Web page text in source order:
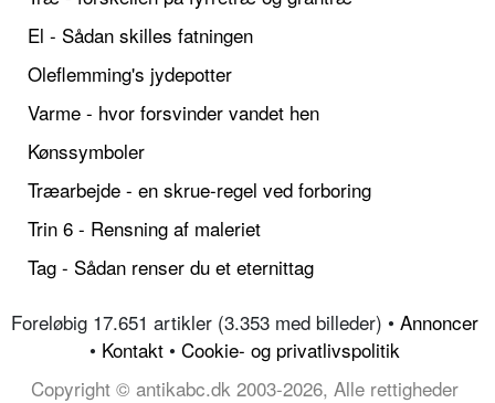
El - Sådan skilles fatningen
Oleflemming's jydepotter
Varme - hvor forsvinder vandet hen
Kønssymboler
Træarbejde - en skrue-regel ved forboring
Trin 6 - Rensning af maleriet
Tag - Sådan renser du et eternittag
Foreløbig 17.651 artikler (3.353 med billeder) • Annoncer
• Kontakt • Cookie- og privatlivspolitik
Copyright © antikabc.dk 2003-2026, Alle rettigheder